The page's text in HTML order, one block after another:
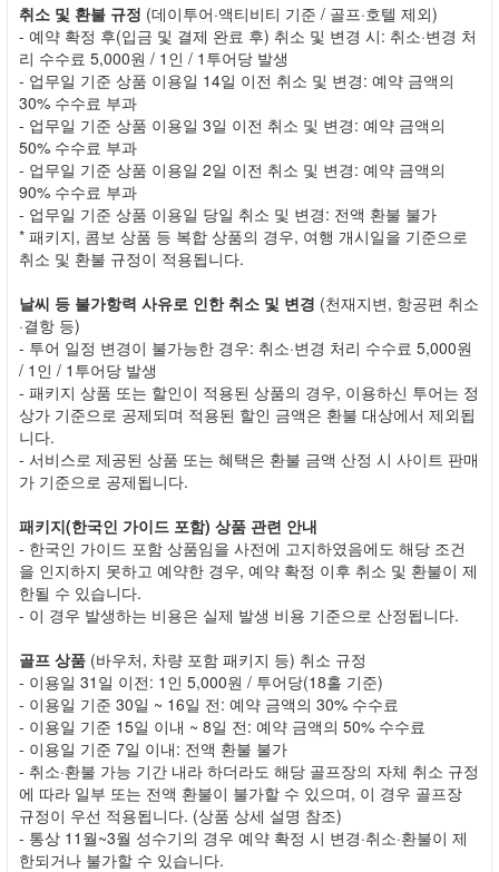
취소 및 환불 규정 (데이투어·액티비티 기준 / 골프·호텔 제외)
- 예약 확정 후(입금 및 결제 완료 후) 취소 및 변경 시: 취소·변경 처
리 수수료 5,000원 / 1인 / 1투어당 발생
- 업무일 기준 상품 이용일 14일 이전 취소 및 변경: 예약 금액의
30% 수수료 부과
- 업무일 기준 상품 이용일 3일 이전 취소 및 변경: 예약 금액의
50% 수수료 부과
- 업무일 기준 상품 이용일 2일 이전 취소 및 변경: 예약 금액의
90% 수수료 부과
- 업무일 기준 상품 이용일 당일 취소 및 변경: 전액 환불 불가
* 패키지, 콤보 상품 등 복합 상품의 경우, 여행 개시일을 기준으로
취소 및 환불 규정이 적용됩니다.
날씨 등 불가항력 사유로 인한 취소 및 변경 (천재지변, 항공편 취소
·결항 등)
- 투어 일정 변경이 불가능한 경우: 취소·변경 처리 수수료 5,000원
/ 1인 / 1투어당 발생
- 패키지 상품 또는 할인이 적용된 상품의 경우, 이용하신 투어는 정
상가 기준으로 공제되며 적용된 할인 금액은 환불 대상에서 제외됩
니다.
- 서비스로 제공된 상품 또는 혜택은 환불 금액 산정 시 사이트 판매
가 기준으로 공제됩니다.
패키지(한국인 가이드 포함) 상품 관련 안내
- 한국인 가이드 포함 상품임을 사전에 고지하였음에도 해당 조건
을 인지하지 못하고 예약한 경우, 예약 확정 이후 취소 및 환불이 제
한될 수 있습니다.
- 이 경우 발생하는 비용은 실제 발생 비용 기준으로 산정됩니다.
골프 상품 (바우처, 차량 포함 패키지 등) 취소 규정
- 이용일 31일 이전: 1인 5,000원 / 투어당(18홀 기준)
- 이용일 기준 30일 ~ 16일 전: 예약 금액의 30% 수수료
- 이용일 기준 15일 이내 ~ 8일 전: 예약 금액의 50% 수수료
- 이용일 기준 7일 이내: 전액 환불 불가
- 취소·환불 가능 기간 내라 하더라도 해당 골프장의 자체 취소 규정
에 따라 일부 또는 전액 환불이 불가할 수 있으며, 이 경우 골프장
규정이 우선 적용됩니다. (상품 상세 설명 참조)
- 통상 11월~3월 성수기의 경우 예약 확정 시 변경·취소·환불이 제
한되거나 불가할 수 있습니다.